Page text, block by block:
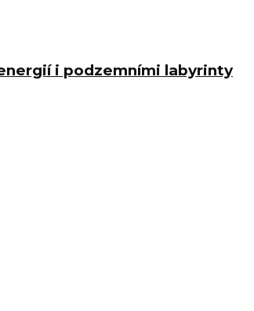
i podzemními labyrinty